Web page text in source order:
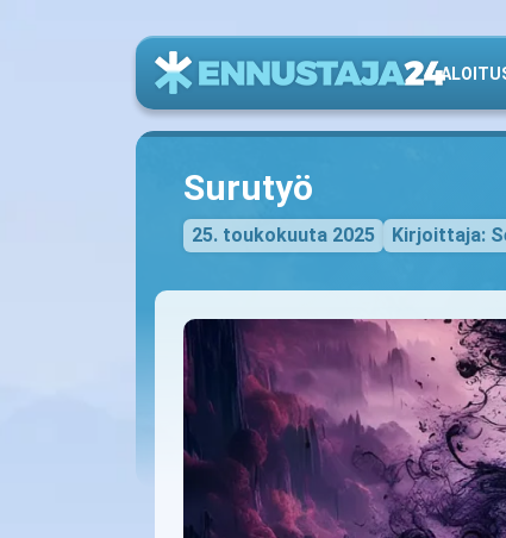
Surutyö
25. toukokuuta 2025 Kirjoittaja: